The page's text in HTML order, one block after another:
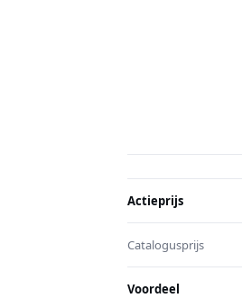
Actieprijs
Catalogusprijs
Voordeel